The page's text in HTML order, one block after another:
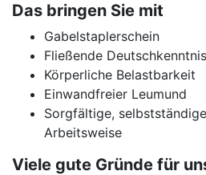
Das bringen Sie mit
Gabelstaplerschein
Fließende
Körperliche Belastbarkeit
Einwandfreier Leumund
Sorgfältige,
Arbeitsweise
Viele gute Gründe für